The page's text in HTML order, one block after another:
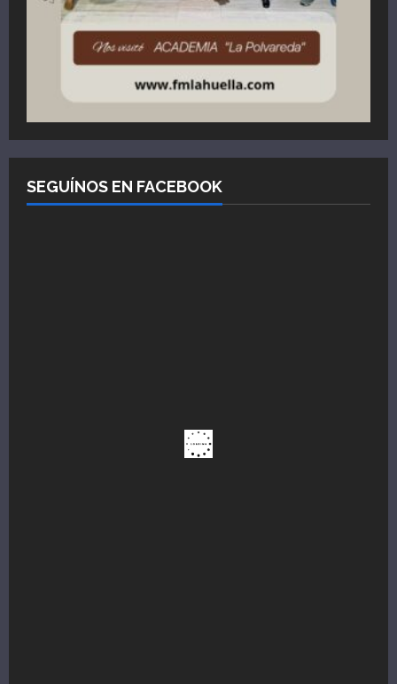
SEGUÍNOS EN FACEBOOK